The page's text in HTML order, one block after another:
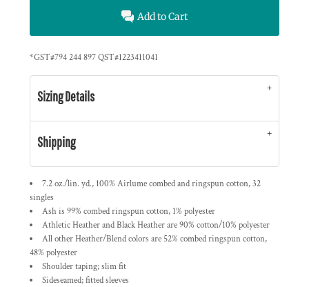
Add to Cart
*GST#794 244 897 QST#1223411041
Sizing Details
Shipping
7.2 oz./lin. yd., 100% Airlume combed and ringspun cotton, 32
singles
Ash is 99% combed ringspun cotton, 1% polyester
Athletic Heather and Black Heather are 90% cotton/10% polyester
All other Heather/Blend colors are 52% combed ringspun cotton,
48% polyester
Shoulder taping; slim fit
Sideseamed; fitted sleeves